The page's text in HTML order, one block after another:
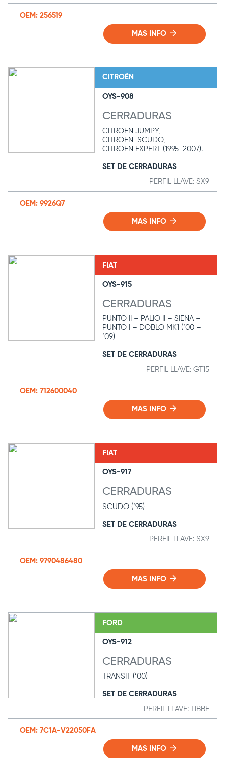
OEM: 256519
MAS INFO
CITROËN
OYS-908
CERRADURAS
CITROËN JUMPY,
CITROËN SCUDO,
CITROËN EXPERT (1995-2007).
SET DE CERRADURAS
PERFIL LLAVE: SX9
OEM: 9926Q7
MAS INFO
FIAT
OYS-915
CERRADURAS
PUNTO II – PALIO II – SIENA –
PUNTO I – DOBLO MK1 (‘00 –
‘09)
SET DE CERRADURAS
PERFIL LLAVE: GT15
OEM: 712600040
MAS INFO
FIAT
OYS-917
CERRADURAS
SCUDO (‘95)
SET DE CERRADURAS
PERFIL LLAVE: SX9
OEM: 9790486480
MAS INFO
FORD
OYS-912
CERRADURAS
TRANSIT (‘00)
SET DE CERRADURAS
PERFIL LLAVE: TIBBE
OEM: 7C1A-V22050FA
MAS INFO